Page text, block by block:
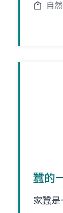
自
蠶的
家蠶